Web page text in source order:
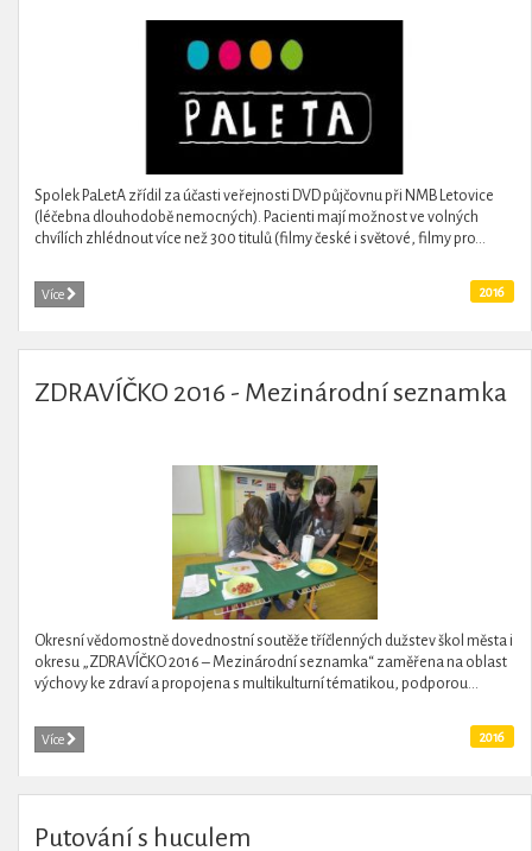
Spolek PaLetA zřídil za účasti veřejnosti DVD půjčovnu při NMB Letovice
(léčebna dlouhodobě nemocných). Pacienti mají možnost ve volných
chvílích zhlédnout více než 300 titulů (filmy české i světové, filmy pro...
Více 2016
ZDRAVÍČKO 2016 - Mezinárodní seznamka
Okresní vědomostně dovednostní soutěže tříčlenných dužstev škol města i
okresu „ZDRAVÍČKO 2016 – Mezinárodní seznamka“ zaměřena na oblast
výchovy ke zdraví a propojena s multikulturní tématikou, podporou...
Více 2016
Putování s huculem